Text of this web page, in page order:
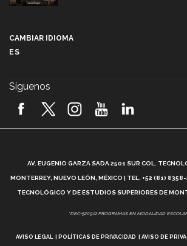
2026! (video)
¿Cómo es el Modelo
Vida Tec: Feminismo e
CAMBIAR IDIOMA
ES
Síguenos
AV. EUGENIO GARZA SADA 2501 SUR COL.
MONTERREY, NUEVO LEÓN, MÉXICO | TEL. +52 (81)
TECNOLÓGICO Y DE ESTUDIOS SUPERIORES DE
*DEC-520912 PROGRAMAS EN MODALIDAD
AVISO LEGAL POLÍTICAS DE PRIVACIDAD AVISO DE